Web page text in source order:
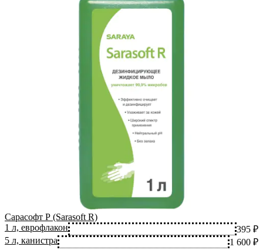
Сарасофт Р (Sarasoft R)
1 л, еврофлакон
395 ₽
5 л, канистра
1 600 ₽